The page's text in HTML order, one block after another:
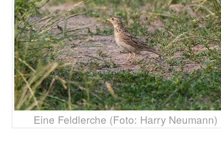
Eine Feldlerche (Foto: Harry Neumann)